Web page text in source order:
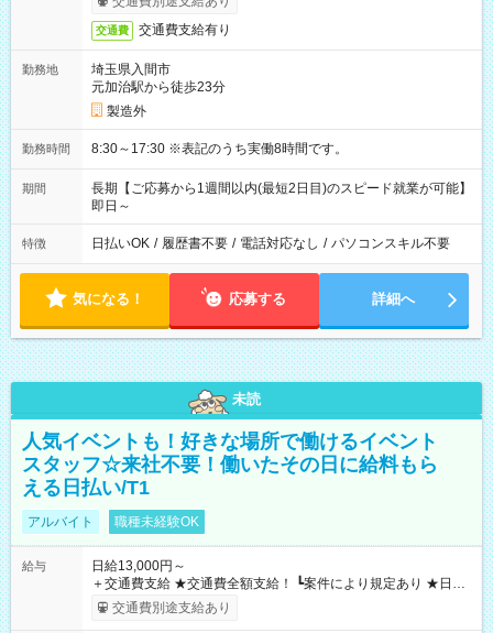
交通費 交通費支給有り
勤務地
埼玉県入間市
元加治駅から徒歩23分
製造外
勤務時間 8:30～17:30 ※表記のうち実働8時間です。
期間
長期【ご応募から1週間以内(最短2日目)のスピード就業が可能】
即日～
特徴 日払いOK / 履歴書不要 / 電話対応なし / パソコンスキル不要
気になる！ 応募する 詳細へ
未読
人気イベントも！好きな場所で働けるイベント
スタッフ☆来社不要！働いたその日に給料もら
える日払い/T1
アルバイト 職種未経験OK
給与
日給13,000円～
＋交通費支給 ★交通費全額支給！ ┗案件により規定あり ★日払
いOK！（規定あり） ┗働いたその日に現金GET♪ お仕事後はコ
ンビニATMから 日払い分を引き落とせます！ 【試用期間】試
交通費別途支給あり